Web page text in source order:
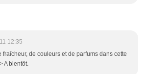
12:35
fraîcheur, de couleurs et de parfums dans cette
A bientôt.